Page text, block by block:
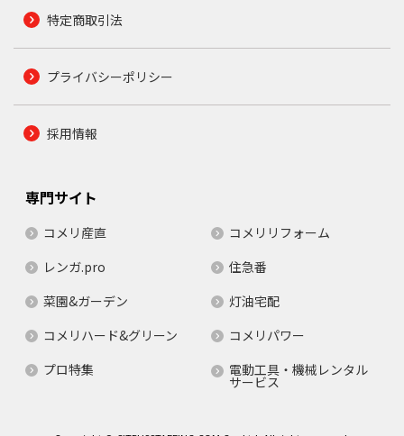
特定商取引法
プライバシーポリシー
採用情報
専門サイト
コメリ産直
コメリリフォーム
レンガ.pro
住急番
菜園&ガーデン
灯油宅配
コメリハード&グリーン
コメリパワー
プロ特集
電動工具・機械レンタル
サービス